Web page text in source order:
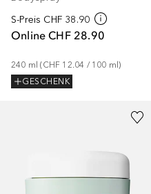
S-Preis CHF 38.90
Online CHF 28.90
240 ml (CHF 12.04 / 100 ml)
GESCHENK